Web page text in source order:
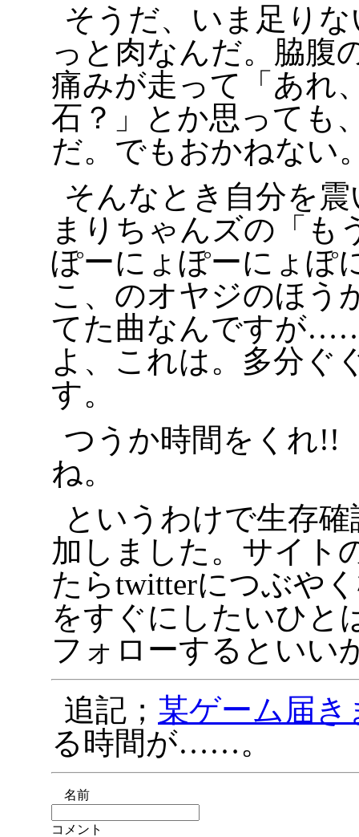
そうだ、いま足り
っと肉なんだ。脇腹
痛みが走って「あれ
石？」とか思っても
だ。でもおかねない
そんなとき自分を
まりちゃんズの「も
ぽーにょぽーにょぽ
こ、のオヤジのほう
てた曲なんですが
よ、これは。多分ぐ
す。
つうか時間をくれ
ね。
というわけで生存
加しました。サイト
たらtwitterにつぶや
をすぐにしたいひと
フォローするといい
追記； 某ゲーム届き
る時間が……。
名前
コメント